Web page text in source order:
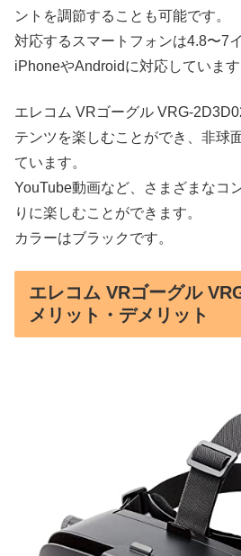
ントを調節することも可能です。
対応するスマートフォンは4.8〜7
iPhoneやAndroidに対応しています
エレコム VRゴーグル VRG-
テンツを楽しむことができ、非球
ています。
YouTube動画など、さまざまなコ
りに楽しむことができます。
カラーはブラックです。
エレコム VRゴーグル
メリット・デメリット